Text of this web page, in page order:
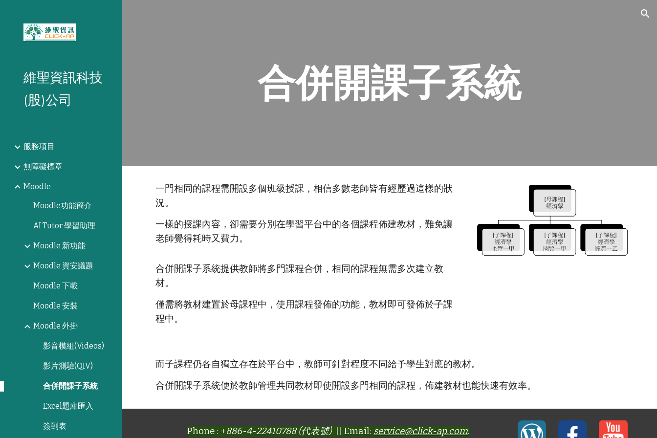
維聖資訊科技
(股)公司
服務項目
無障礙標章
Moodle
Moodle功能簡介
AI Tutor 學習助理
Moodle 新功能
Moodle 資安議題
Moodle 下載
Moodle 安裝
Moodle 外掛
影音模組(Videos)
影片測驗(QIV)
合併開課子系統
Excel題庫匯入
簽到表
合併開課子系統
一門相同的課程需開設多個班級授課，相信多數老師皆有經歷過這樣的狀
況。
一樣的授課內容，卻需要分別在學習平台中的各個課程佈建教材，難免讓
老師覺得耗時又費力。
合併開課子系統提供教師將多門課程合併，相同的課程無需多次建立教
材。
僅需將教材建置於母課程中，使用課程發佈的功能，教材即可發佈於子課
程中。
而子課程仍各自獨立存在於平台中，教師可針對程度不同給予學生對應的教材。
合併開課子系統便於教師管理共同教材即使開設多門相同的課程，佈建教材也能快速有效率。
Phone : +886-4-22410788 (代表號) || Email: service@click-ap.com.